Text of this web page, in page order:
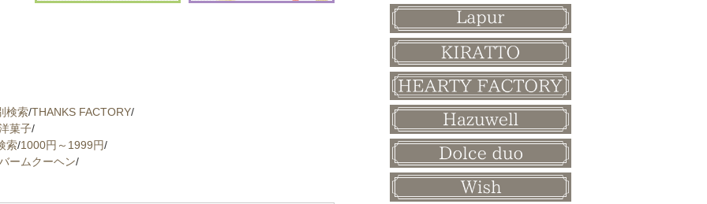
検索/THANKS FACTORY/
菓子/
索/1000円～1999円/
ームクーヘン/